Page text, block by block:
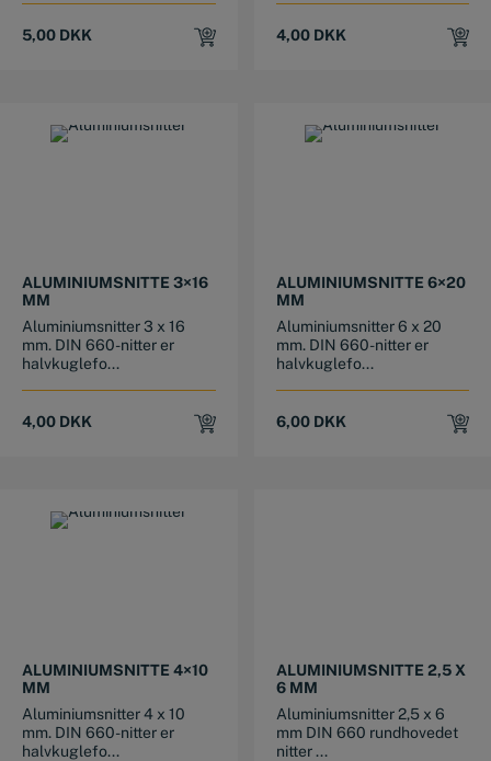
5,00 DKK 4,00 DKK
ALUMINIUMSNITTE 3×16
MM
Aluminiumsnitter 3 x 16
mm. DIN 660-nitter er
halvkuglefo...
4,00 DKK
ALUMINIUMSNITTE 6×20
MM
Aluminiumsnitter 6 x 20
mm. DIN 660-nitter er
halvkuglefo...
6,00 DKK
ALUMINIUMSNITTE 4×10
MM
Aluminiumsnitter 4 x 10
mm. DIN 660-nitter er
halvkuglefo...
ALUMINIUMSNITTE 2,5 X
6 MM
Aluminiumsnitter 2,5 x 6
mm DIN 660 rundhovedet
nitter ...